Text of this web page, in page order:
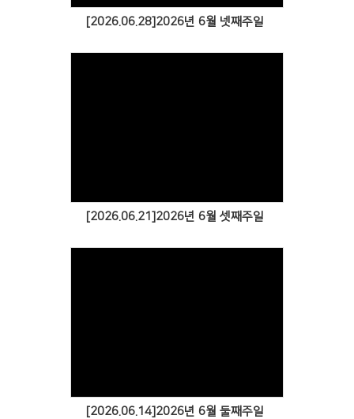
[2026.06.28]2026년 6월 넷째주일
[2026.06.21]2026년 6월 셋째주일
[2026.06.14]2026년 6월 둘째주일